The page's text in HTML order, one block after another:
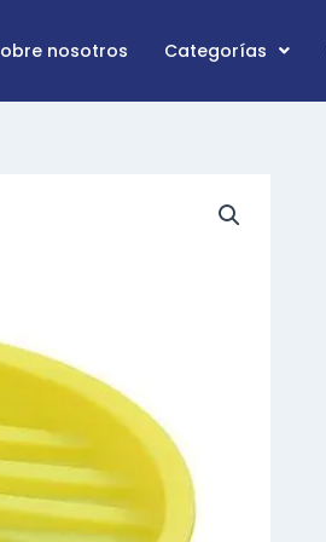
nosotros Categorías